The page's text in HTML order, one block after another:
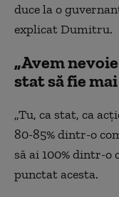
duce la o
explicat Dumitru.
„Avem
stat să fie
„Tu, ca stat, ca
80-85% dintr-o
să ai 100% dintr-o
punctat acesta.